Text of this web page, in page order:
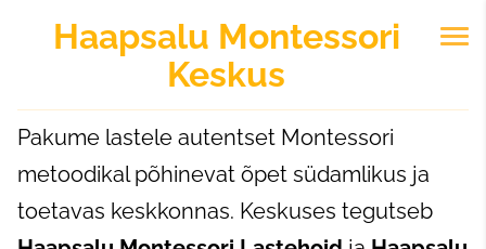
Haapsalu Montessori
Keskus
Pakume lastele autentset Montessori
metoodikal põhinevat õpet südamlikus ja
toetavas keskkonnas. Keskuses tegutseb